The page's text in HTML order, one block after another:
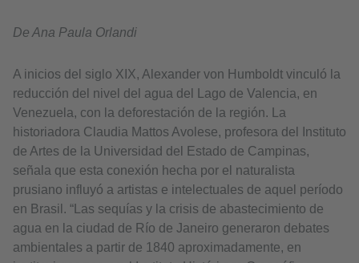
De Ana Paula Orlandi
A inicios del siglo XIX, Alexander von Humboldt vinculó la
reducción del nivel del agua del Lago de Valencia, en
Venezuela, con la deforestación de la región. La
historiadora Claudia Mattos Avolese, profesora del Instituto
de Artes de la Universidad del Estado de Campinas,
señala que esta conexión hecha por el naturalista
prusiano influyó a artistas e intelectuales de aquel período
en Brasil. “Las sequías y la crisis de abastecimiento de
agua en la ciudad de Río de Janeiro generaron debates
ambientales a partir de 1840 aproximadamente, en